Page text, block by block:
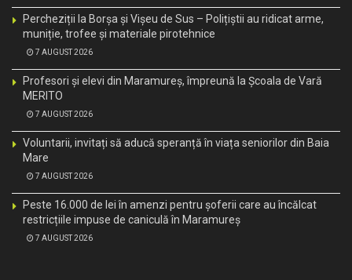
Percheziții la Borșa și Vișeu de Sus – Polițiștii au ridicat arme,
muniție, trofee și materiale pirotehnice
7 AUGUST 2026
Profesori și elevi din Maramureș, împreună la Școala de Vară
MERITO
7 AUGUST 2026
Voluntarii, invitați să aducă speranță în viața seniorilor din Baia
Mare
7 AUGUST 2026
Peste 16.000 de lei în amenzi pentru șoferii care au încălcat
restricțiile impuse de caniculă în Maramureș
7 AUGUST 2026